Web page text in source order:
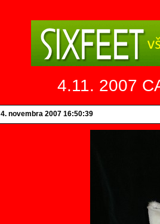
4.11. 2007
4. novembra 2007 16:50:39